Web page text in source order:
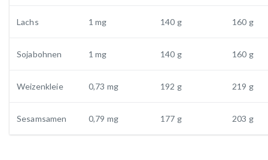
Lachs 1 mg 140 g 160 g
Sojabohnen 1 mg 140 g 160 g
Weizenkleie 0,73 mg 192 g 219 g
Sesamsamen 0,79 mg 177 g 203 g